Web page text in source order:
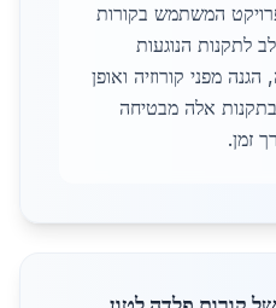
המשתמש בקורות
לתקנות הנוגעות
מפני קורוזיה ואופן
אלה מבטיחה
זמן.